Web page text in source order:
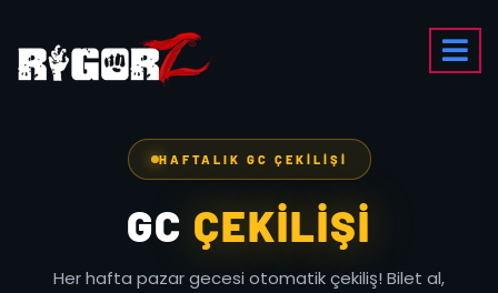
HAFTALIK GC ÇEKILIŞI
GC ÇEKILIŞI
Her hafta pazar gecesi otomatik çekiliş! Bilet al,